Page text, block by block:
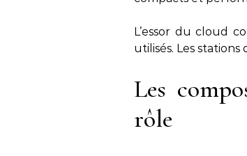
L’essor du cloud
utilisés. Les
Les
rôle